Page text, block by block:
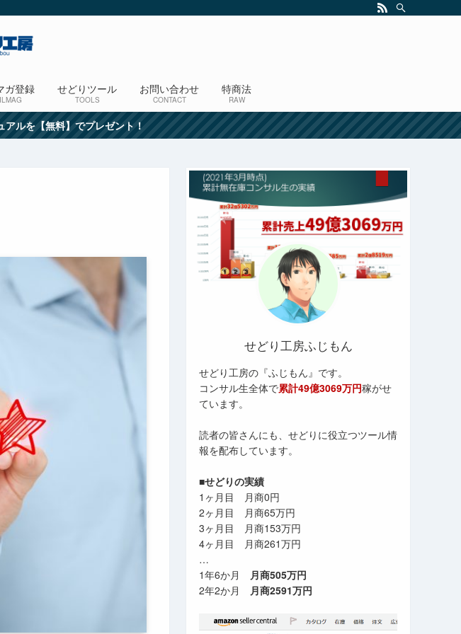
ガ登録 せどりツール
TOOLS
お問い合わせ
CONTACT
特商法
RAW
ルを【無料】でプレゼント！
せどり工房ふじもん
せどり工房の『ふじもん』です。
コンサル生全体で累計49億3069万円稼がせ
ています。
読者の皆さんにも、せどりに役立つツール情
報を配布しています。
■せどりの実績
1ヶ月目 月商0円
2ヶ月目 月商65万円
3ヶ月目 月商153万円
4ヶ月目 月商261万円
…
1年6か月 月商505万円
2年2か月 月商2591万円